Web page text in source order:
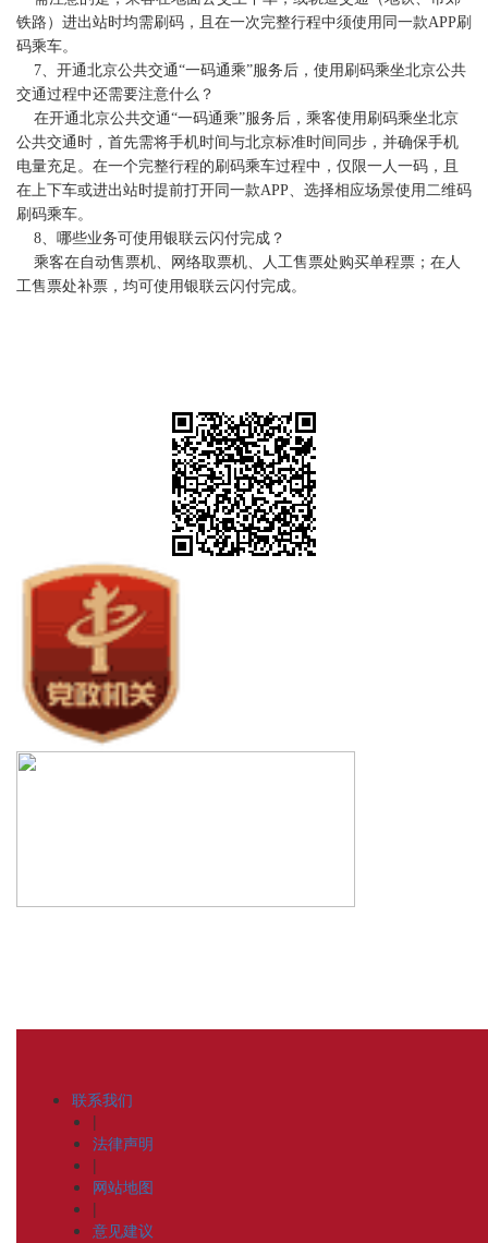
铁路）进出站时均需刷码，且在一次完整行程中须使用同一款APP刷
码乘车。
7、开通北京公共交通“一码通乘”服务后，使用刷码乘坐北京公共
交通过程中还需要注意什么？
在开通北京公共交通“一码通乘”服务后，乘客使用刷码乘坐北京
公共交通时，首先需将手机时间与北京标准时间同步，并确保手机
电量充足。在一个完整行程的刷码乘车过程中，仅限一人一码，且
在上下车或进出站时提前打开同一款APP、选择相应场景使用二维码
刷码乘车。
8、哪些业务可使用银联云闪付完成？
乘客在自动售票机、网络取票机、人工售票处购买单程票；在人
工售票处补票，均可使用银联云闪付完成。
联系我们
|
法律声明
|
网站地图
|
意见建议